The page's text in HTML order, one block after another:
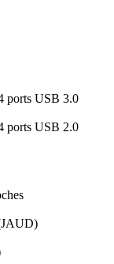
ports USB 3.0
ports USB 2.0